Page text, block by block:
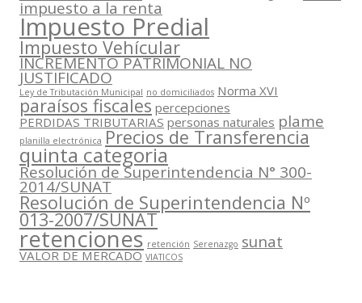
impuesto a la renta
Impuesto Predial
Impuesto Vehícular
INCREMENTO PATRIMONIAL NO
JUSTIFICADO
Ley de Tributación Municipal no domiciliados Norma XVI
paraísos fiscales percepciones
PERDIDAS TRIBUTARIAS personas naturales plame
planilla electrónica Precios de Transferencia
quinta categoria
Resolución de Superintendencia N° 300-
2014/SUNAT
Resolución de Superintendencia Nº
013-2007/SUNAT
retenciones retención Serenazgo sunat
VALOR DE MERCADO VIATICOS